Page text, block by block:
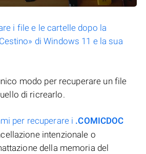
i file e le cartelle dopo la
di Windows 11 e la sua
modo per recuperare un file
di ricrearlo.
per recuperare i .COMICDOC
intenzionale o
della memoria del